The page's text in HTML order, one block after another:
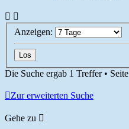
Anzeigen:
Die Suche ergab 1 Treffer • Seite
Zur erweiterten Suche
Gehe zu